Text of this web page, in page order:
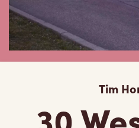
Tim